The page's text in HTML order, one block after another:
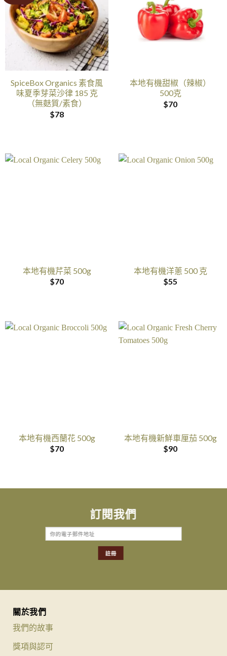
SpiceBox Organics 素食風
味夏季芽菜沙律 185 克
（無麩質/素食）
$78
本地有機甜椒（辣椒）
500克
$70
本地有機芹菜 500g
$70
本地有機洋蔥 500 克
$55
本地有機西蘭花 500g
$70
本地有機新鮮車厘茄 500g
$90
訂閱我們
關於我們
我們的故事
獎項與認可